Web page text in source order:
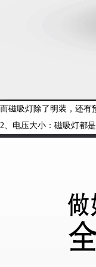
而磁吸灯除了明装，还
2、电压大小 ： 磁吸灯都是